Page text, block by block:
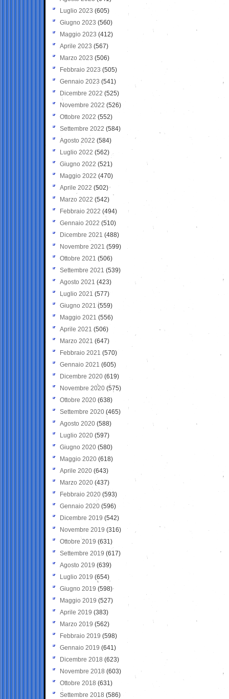
Luglio 2023 (605)
Giugno 2023 (560)
Maggio 2023 (412)
Aprile 2023 (567)
Marzo 2023 (506)
Febbraio 2023 (505)
Gennaio 2023 (541)
Dicembre 2022 (525)
Novembre 2022 (526)
Ottobre 2022 (552)
Settembre 2022 (584)
Agosto 2022 (584)
Luglio 2022 (562)
Giugno 2022 (521)
Maggio 2022 (470)
Aprile 2022 (502)
Marzo 2022 (542)
Febbraio 2022 (494)
Gennaio 2022 (510)
Dicembre 2021 (488)
Novembre 2021 (599)
Ottobre 2021 (506)
Settembre 2021 (539)
Agosto 2021 (423)
Luglio 2021 (577)
Giugno 2021(559)
Maggio 2021 (556)
Aprile 2021 (506)
Marzo 2021 (647)
Febbraio 2021 (570)
Gennaio 2021 (605)
Dicembre 2020 (619)
Novembre 2020 (575)
Ottobre 2020 (638)
Settembre 2020(465)
Agosto 2020 (588)
Luglio 2020 (597)
Giugno 2020 (580)
Maggio 2020 (618)
Aprile 2020 (643)
Marzo 2020 (437)
Febbraio 2020 (593)
Gennaio 2020 (596)
Dicembre 2019 (542)
Novembre 2019 (316)
Ottobre 2019 (631)
Settembre 2019 (617)
Agosto 2019 (639)
Luglio 2019 (654)
Giugno 2019 (598)
Maggio 2019 (527)
Aprile 2019 (383)
Marzo 2019 (562)
Febbraio 2019 (598)
Gennaio 2019 (641)
Dicembre 2018 (623)
Novembre 2018 (603)
Ottobre 2018 (631)
Settembre 2018 (586)